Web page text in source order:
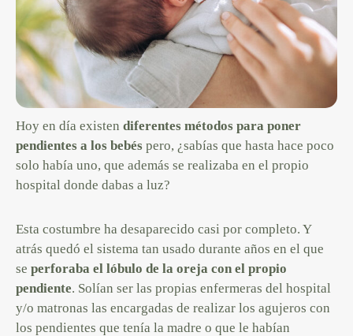
Hoy en día existen diferentes métodos para poner
pendientes a los bebés pero, ¿sabías que hasta hace poco
solo había uno, que además se realizaba en el propio
hospital donde dabas a luz?
Esta costumbre ha desaparecido casi por completo. Y
atrás quedó el sistema tan usado durante años en el que
se perforaba el lóbulo de la oreja con el propio
pendiente. Solían ser las propias enfermeras del hospital
y/o matronas las encargadas de realizar los agujeros con
los pendientes que tenía la madre o que le habían